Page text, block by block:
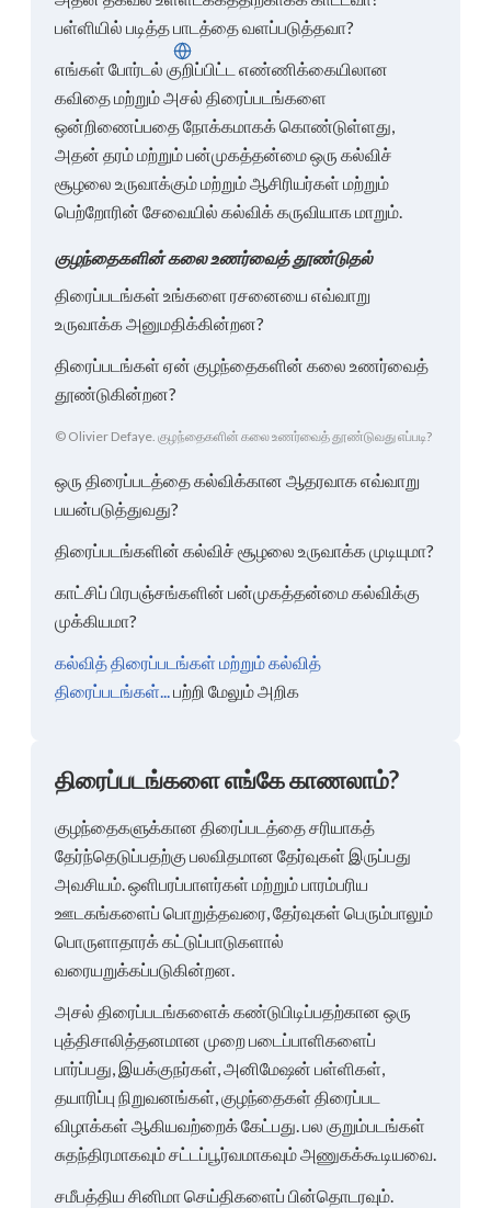
பள்ளியில் படித்த பாடத்தை வளப்படுத்தவா?
எங்கள் போர்டல் குறிப்பிட்ட எண்ணிக்கையிலான
கவிதை மற்றும் அசல் திரைப்படங்களை
ஒன்றிணைப்பதை நோக்கமாகக் கொண்டுள்ளது,
அதன் தரம் மற்றும் பன்முகத்தன்மை ஒரு கல்விச்
சூழலை உருவாக்கும் மற்றும் ஆசிரியர்கள் மற்றும்
பெற்றோரின் சேவையில் கல்விக் கருவியாக மாறும்.
குழந்தைகளின் கலை உணர்வைத் தூண்டுதல்
திரைப்படங்கள் உங்களை ரசனையை எவ்வாறு
உருவாக்க அனுமதிக்கின்றன?
திரைப்படங்கள் ஏன் குழந்தைகளின் கலை உணர்வைத்
தூண்டுகின்றன?
© Olivier Defaye. குழந்தைகளின் கலை உணர்வைத் தூண்டுவது எப்படி?
ஒரு திரைப்படத்தை கல்விக்கான ஆதரவாக எவ்வாறு
பயன்படுத்துவது?
திரைப்படங்களின் கல்விச் சூழலை உருவாக்க முடியுமா?
காட்சிப் பிரபஞ்சங்களின் பன்முகத்தன்மை கல்விக்கு
முக்கியமா?
கல்வித் திரைப்படங்கள் மற்றும் கல்வித்
திரைப்படங்கள்...பற்றி மேலும் அறிக
திரைப்படங்களை எங்கே காணலாம்?
குழந்தைகளுக்கான திரைப்படத்தை சரியாகத்
தேர்ந்தெடுப்பதற்கு பலவிதமான தேர்வுகள் இருப்பது
அவசியம். ஒளிபரப்பாளர்கள் மற்றும் பாரம்பரிய
ஊடகங்களைப் பொறுத்தவரை, தேர்வுகள் பெரும்பாலும்
பொருளாதாரக் கட்டுப்பாடுகளால்
வரையறுக்கப்படுகின்றன.
அசல் திரைப்படங்களைக் கண்டுபிடிப்பதற்கான ஒரு
புத்திசாலித்தனமான முறை படைப்பாளிகளைப்
பார்ப்பது, இயக்குநர்கள், அனிமேஷன் பள்ளிகள்,
தயாரிப்பு நிறுவனங்கள், குழந்தைகள் திரைப்பட
விழாக்கள் ஆகியவற்றைக் கேட்பது. பல குறும்படங்கள்
சுதந்திரமாகவும் சட்டப்பூர்வமாகவும் அணுகக்கூடியவை.
சமீபத்திய சினிமா செய்திகளைப் பின்தொடரவும்.